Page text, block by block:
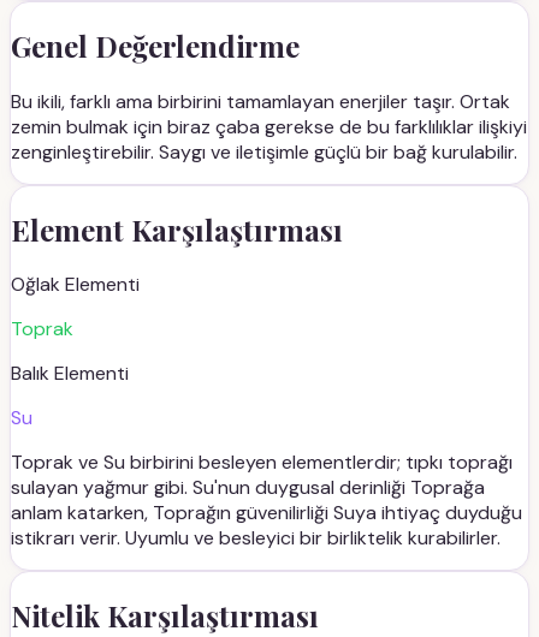
Genel Değerlendirme
Bu ikili, farklı ama birbirini tamamlayan enerjiler taşır. Ortak
zemin bulmak için biraz çaba gerekse de bu farklılıklar ilişkiyi
zenginleştirebilir. Saygı ve iletişimle güçlü bir bağ kurulabilir.
Element Karşılaştırması
Oğlak Elementi
Toprak
Balık Elementi
Su
Toprak ve Su birbirini besleyen elementlerdir; tıpkı toprağı
sulayan yağmur gibi. Su'nun duygusal derinliği Toprağa
anlam katarken, Toprağın güvenilirliği Suya ihtiyaç duyduğu
istikrarı verir. Uyumlu ve besleyici bir birliktelik kurabilirler.
Nitelik Karşılaştırması